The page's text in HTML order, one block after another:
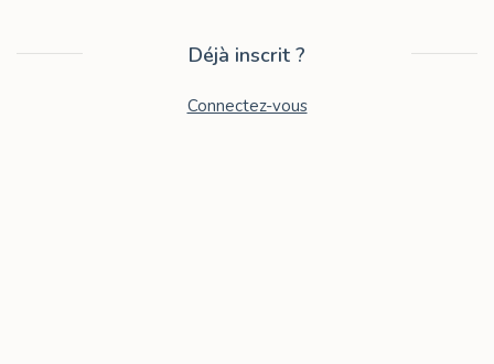
Déjà inscrit ?
Connectez-vous